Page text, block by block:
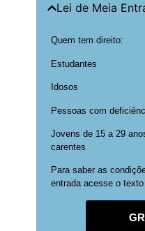
Lei de Meia
Quem tem direito:
Estudantes
Idosos
Pessoas com
Jovens de 15 a 29
carentes
Para saber as
entrada acesse o